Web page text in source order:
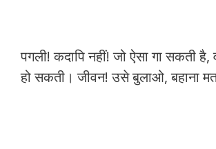
पगली! कदापि नहीं! जो ऐसा गा सकती है,
हो सकती। जीवन! उसे बुलाओ, बहाना